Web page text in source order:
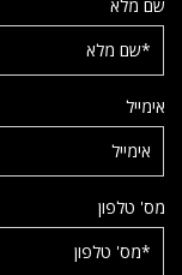
שם מלא
אימייל
מס' טלפון